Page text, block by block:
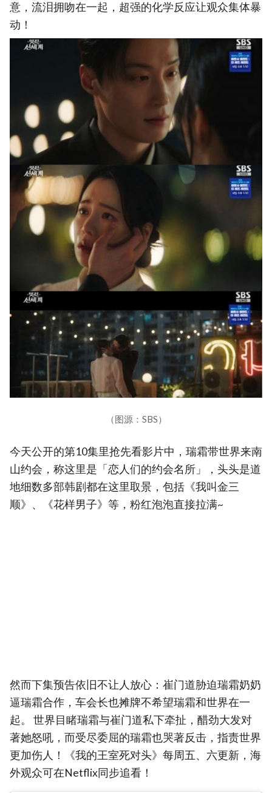
意，流泪拥吻在一起，超强的化学反应让观众集体暴
动！
（图源：SBS）
今天公开的第10集里抢先看影片中，瑞霜带世界来南
山约会，称这里是「恋人们的约会名所」，头头是道
地细数多部韩剧都在这里取景，包括《我叫金三
顺》、《花样男子》等，粉红泡泡直接拉满~
然而下集预告依旧不让人放心：崔门道胁迫瑞霜奶奶
逼瑞霜合作，车会长也摊牌不希望瑞霜和世界在一
起。 世界目睹瑞霜与崔门道私下牵扯，醋劲大发对
著她怒吼，而受尽委屈的瑞霜也哭著反击，指责世界
更加伤人！《我的王室死对头》每周五、六更新，海
外观众可在Netflix同步追看！